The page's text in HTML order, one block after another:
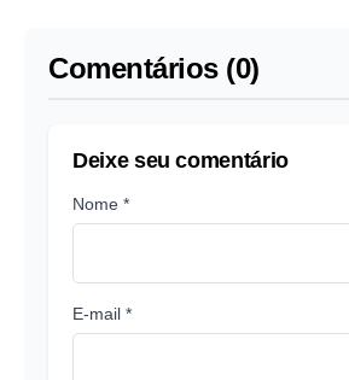
Comentários (0)
Deixe seu comentário
Nome *
E-mail *